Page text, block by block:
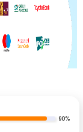
90%